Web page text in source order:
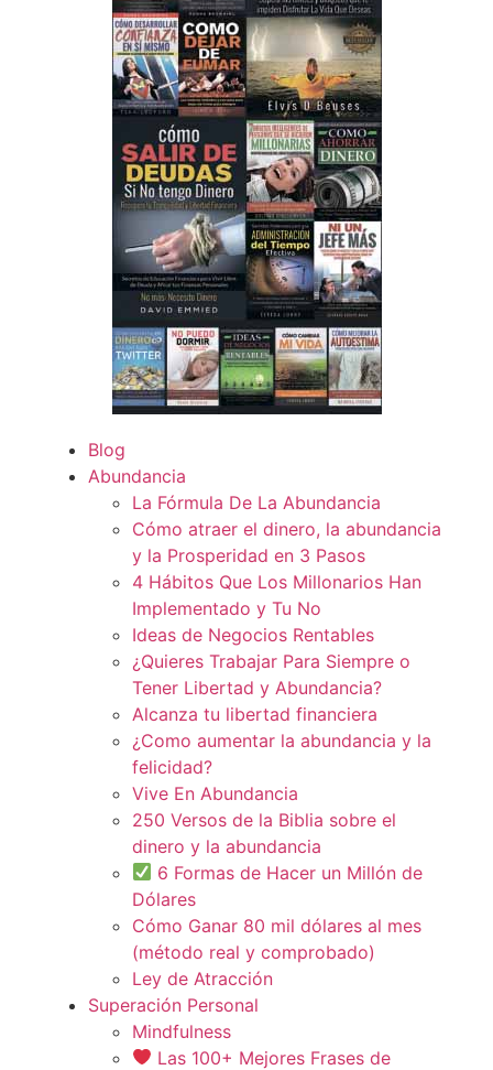
Blog
Abundancia
La Fórmula De La Abundancia
Cómo atraer el dinero, la abundancia
y la Prosperidad en 3 Pasos
4 Hábitos Que Los Millonarios Han
Implementado y Tu No
Ideas de Negocios Rentables
¿Quieres Trabajar Para Siempre o
Tener Libertad y Abundancia?
Alcanza tu libertad financiera
¿Como aumentar la abundancia y la
felicidad?
Vive En Abundancia
250 Versos de la Biblia sobre el
dinero y la abundancia
6 Formas de Hacer un Millón de
Dólares
Cómo Ganar 80 mil dólares al mes
(método real y comprobado)
Ley de Atracción
Superación Personal
Mindfulness
Las 100+ Mejores Frases de